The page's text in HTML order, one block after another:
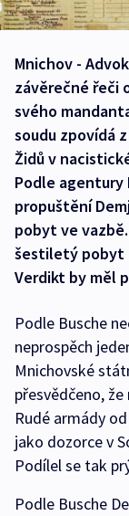
Mnichov -
závěrečné řeči
svého
soudu zpovídá
Židů v
Podle agentury
propuštění
pobyt ve
šestiletý pobyt
Verdikt by měl
Podle Busche
neprospěch
Mnichovské
přesvědčeno,
Rudé armády
jako dozorce v
Podílel se tak
Podle Busche